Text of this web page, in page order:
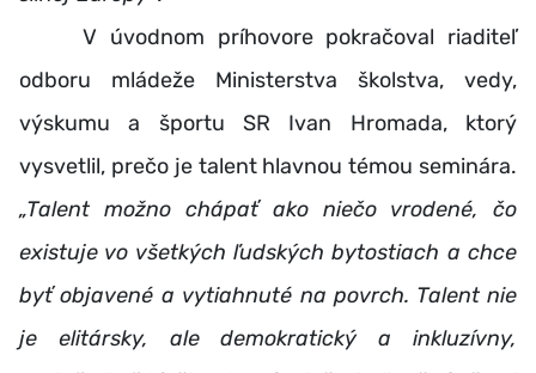
V úvodnom príhovore pokračoval riaditeľ
odboru mládeže Ministerstva školstva, vedy,
výskumu a športu SR Ivan Hromada, ktorý
vysvetlil, prečo je talent hlavnou témou seminára.
„Talent možno chápať ako niečo vrodené, čo
existuje vo všetkých ľudských bytostiach a chce
byť objavené a vytiahnuté na povrch. Talent nie
je elitársky, ale demokratický a inkluzívny,